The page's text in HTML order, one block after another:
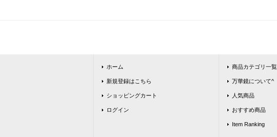
ホーム
新規登録はこちら
ショッピングカート
ログイン
商品カテゴリ一覧
万華鏡について^
人気商品
おすすめ商品
Item Ranking